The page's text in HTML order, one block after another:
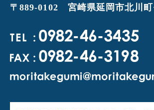
〒889-0102 宮崎県延岡市北川町